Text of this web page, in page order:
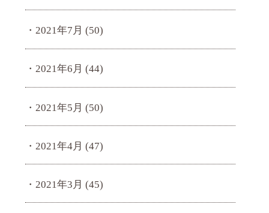
2021年7月 (50)
2021年6月 (44)
2021年5月 (50)
2021年4月 (47)
2021年3月 (45)